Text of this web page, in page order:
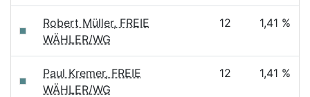
Robert Müller, FREIE
WÄHLER/WG
12 1,41 %
Paul Kremer, FREIE
WÄHLER/WG
12 1,41 %